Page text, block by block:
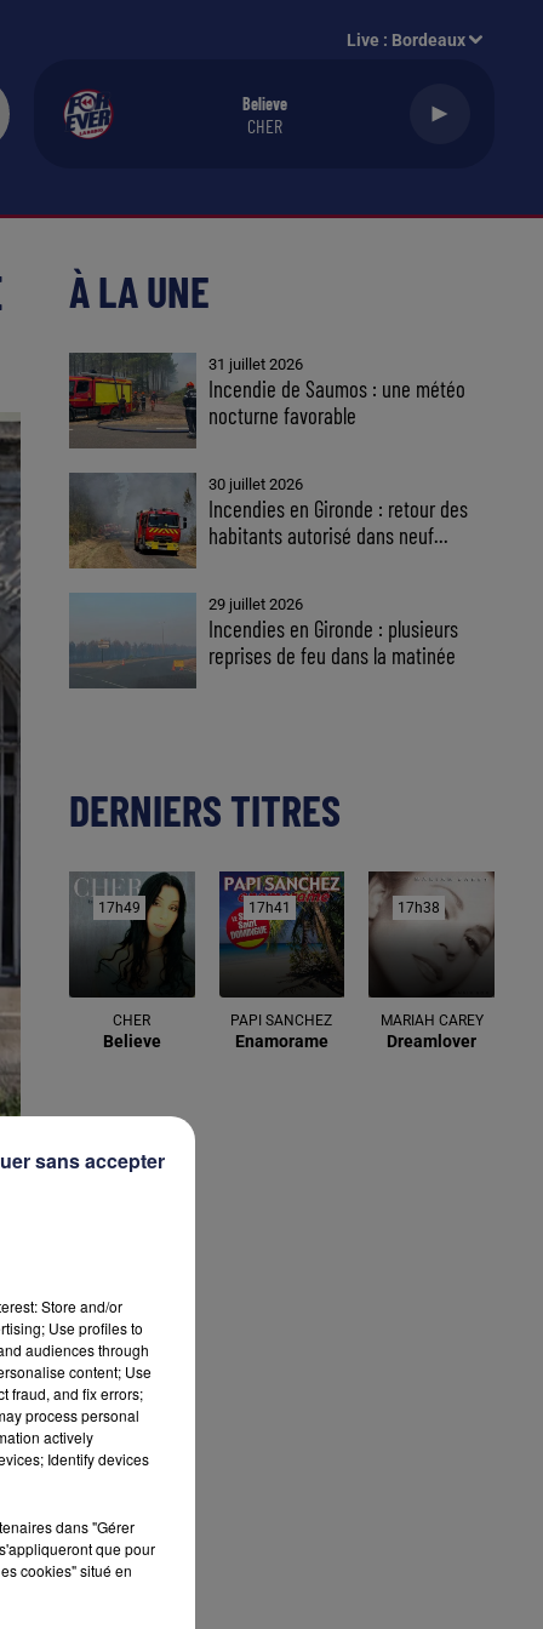
Live : Bordeaux
Believe
CHER
,
À LA UNE
31 juillet 2026
Incendie de Saumos : une météo
nocturne favorable
30 juillet 2026
Incendies en Gironde : retour des
habitants autorisé dans neuf...
29 juillet 2026
Incendies en Gironde : plusieurs
reprises de feu dans la matinée
DERNIERS TITRES
17h49
17h49
CHER
Believe
17h41
17h41
PAPI SANCHEZ
Enamorame
17h38
17h38
MARIAH CAREY
Dreamlover
Store and/or
Use profiles to
audiences through
content; Use
fraud, and fix errors;
process personal
actively
Identify devices
dans "Gérer
que pour
cookies" situé en
sans accepter